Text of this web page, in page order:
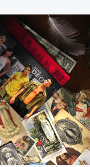
un vagone
fine di8½ ».[7]
del film, Fellini
di quattro
accanto al
momento
il film, perché
fatta di brani
non
una specie di